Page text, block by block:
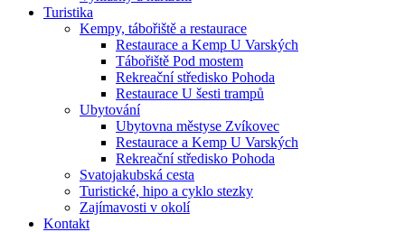
Turistika
Kempy, tábořiště a restaurace
Restaurace a Kemp U Varských
Tábořiště Pod mostem
Rekreační středisko Pohoda
Restaurace U šesti trampů
Ubytování
Ubytovna městyse Zvíkovec
Restaurace a Kemp U Varských
Rekreační středisko Pohoda
Svatojakubská cesta
Turistické, hipo a cyklo stezky
Zajímavosti v okolí
Kontakt